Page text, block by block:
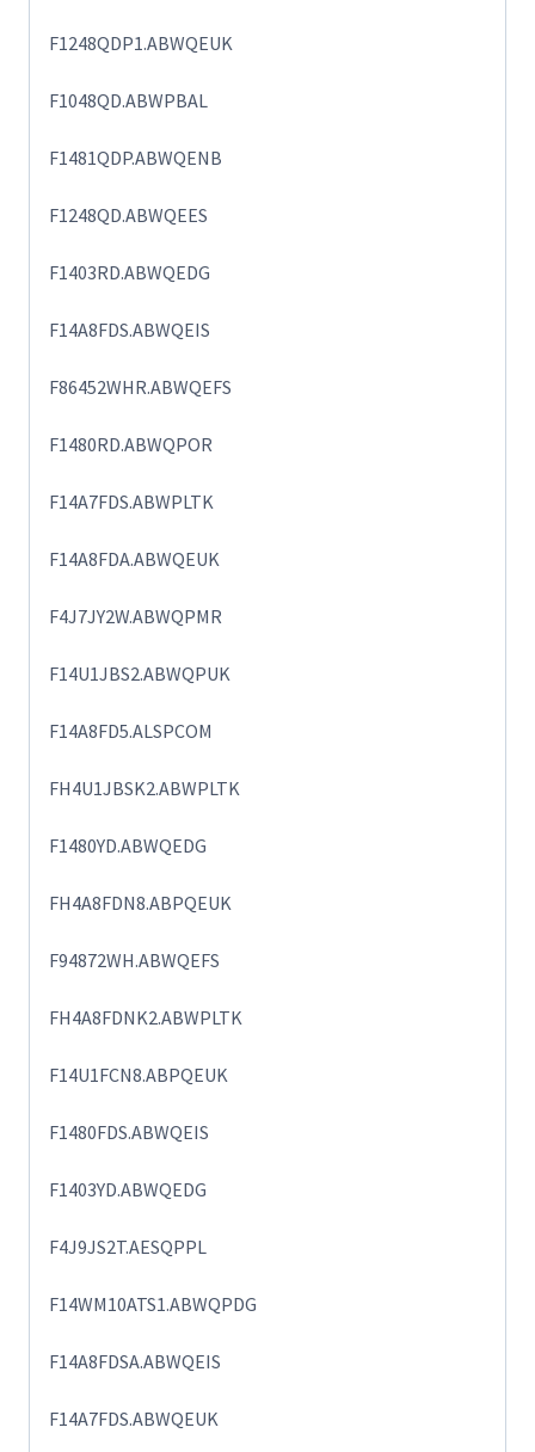
F1248QDP1.ABWQEUK
F1048QD.ABWPBAL
F1481QDP.ABWQENB
F1248QD.ABWQEES
F1403RD.ABWQEDG
F14A8FDS.ABWQEIS
F86452WHR.ABWQEFS
F1480RD.ABWQPOR
F14A7FDS.ABWPLTK
F14A8FDA.ABWQEUK
F4J7JY2W.ABWQPMR
F14U1JBS2.ABWQPUK
F14A8FD5.ALSPCOM
FH4U1JBSK2.ABWPLTK
F1480YD.ABWQEDG
FH4A8FDN8.ABPQEUK
F94872WH.ABWQEFS
FH4A8FDNK2.ABWPLTK
F14U1FCN8.ABPQEUK
F1480FDS.ABWQEIS
F1403YD.ABWQEDG
F4J9JS2T.AESQPPL
F14WM10ATS1.ABWQPDG
F14A8FDSA.ABWQEIS
F14A7FDS.ABWQEUK